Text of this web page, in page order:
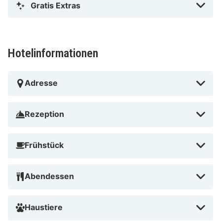
Gratis Extras
Hotelinformationen
Adresse
Rezeption
Frühstück
Abendessen
Haustiere